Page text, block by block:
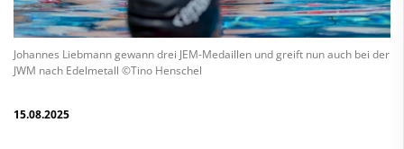
Johannes Liebmann gewann drei JEM-Medaillen und greift nun auch bei der
JWM nach Edelmetall ©Tino Henschel
15.08.2025